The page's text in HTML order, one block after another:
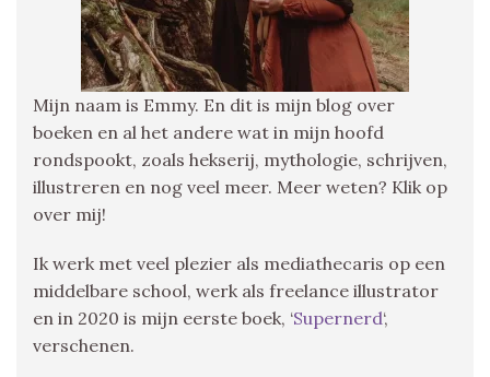
Mijn naam is Emmy. En dit is mijn blog over
boeken en al het andere wat in mijn hoofd
rondspookt, zoals hekserij, mythologie, schrijven,
illustreren en nog veel meer. Meer weten? Klik op
over mij!
Ik werk met veel plezier als mediathecaris op een
middelbare school, werk als freelance illustrator
en in 2020 is mijn eerste boek, ‘Supernerd‘,
verschenen.